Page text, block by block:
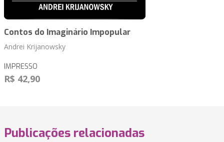
Contos do Imaginário Impopular
Andrei Krijanowsky
IMPRESSO
R$ 42,90
Publicações relacionadas